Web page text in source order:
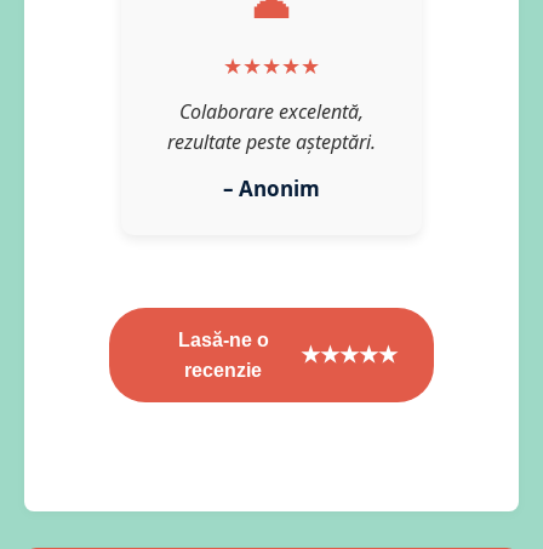
★★★★★
Colaborare excelentă,
rezultate peste așteptări.
– Anonim
Lasă-ne o
recenzie
★★★★★